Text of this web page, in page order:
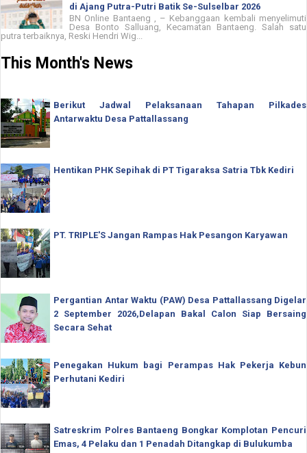
di Ajang Putra-Putri Batik Se-Sulselbar 2026
BN Online Bantaeng , – Kebanggaan kembali menyelimuti
Desa Bonto Salluang, Kecamatan Bantaeng. Salah satu
putra terbaiknya, Reski Hendri Wig...
This Month's News
Berikut Jadwal Pelaksanaan Tahapan Pilkades
Antarwaktu Desa Pattallassang
Hentikan PHK Sepihak di PT Tigaraksa Satria Tbk Kediri
PT. TRIPLE'S Jangan Rampas Hak Pesangon Karyawan
Pergantian Antar Waktu (PAW) Desa Pattallassang Digelar
2 September 2026,Delapan Bakal Calon Siap Bersaing
Secara Sehat
Penegakan Hukum bagi Perampas Hak Pekerja Kebun
Perhutani Kediri
Satreskrim Polres Bantaeng Bongkar Komplotan Pencuri
Emas, 4 Pelaku dan 1 Penadah Ditangkap di Bulukumba